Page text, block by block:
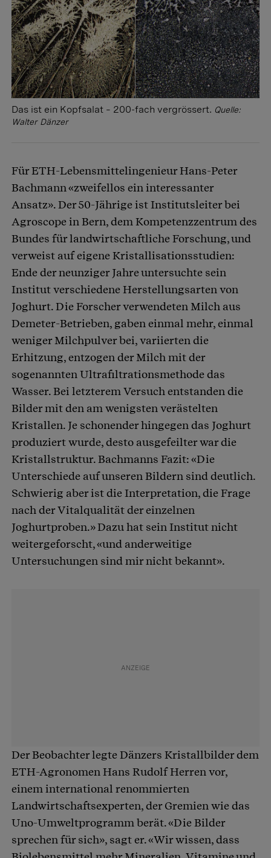
Das ist ein Kopfsalat – 200-fach vergrössert. Quelle:
Walter Dänzer
Für ETH-Lebensmittelingenieur Hans-Peter
Bachmann «zweifellos ein interessanter
Ansatz». Der 50-Jährige ist Institutsleiter bei
Agroscope in Bern, dem Kompetenzzentrum des
Bundes für landwirtschaftliche Forschung, und
verweist auf eigene Kristallisationsstudien:
Ende der neunziger Jahre untersuchte sein
Institut verschiedene Herstellungsarten von
Joghurt. Die Forscher verwendeten Milch aus
Demeter-Betrieben, gaben einmal mehr, einmal
weniger Milchpulver bei, variierten die
Erhitzung, entzogen der Milch mit der
sogenannten Ultrafiltrationsmethode das
Wasser. Bei letzterem Versuch entstanden die
Bilder mit den am wenigsten verästelten
Kristallen. Je schonender hingegen das Joghurt
produziert wurde, desto ausgefeilter war die
Kristallstruktur. Bachmanns Fazit: «Die
Unterschiede auf unseren Bildern sind deutlich.
Schwierig aber ist die Interpretation, die Frage
nach der Vitalqualität der einzelnen
Joghurtproben.» Dazu hat sein Institut nicht
weitergeforscht, «und anderweitige
Untersuchungen sind mir nicht bekannt».
Der Beobachter legte Dänzers Kristallbilder dem
ETH-Agronomen Hans Rudolf Herren vor,
einem international renommierten
Landwirtschaftsexperten, der Gremien wie das
Uno-Umweltprogramm berät. «Die Bilder
sprechen für sich», sagt er. «Wir wissen, dass